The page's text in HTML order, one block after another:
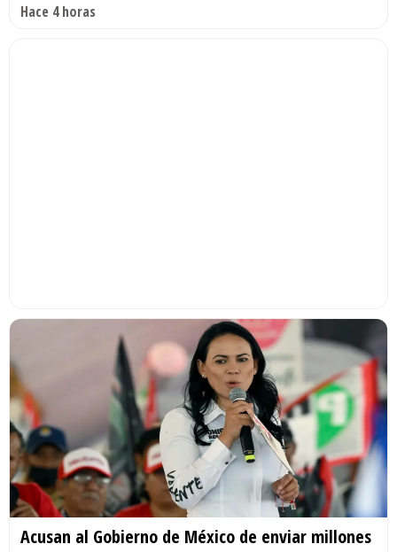
Hace 4 horas
Acusan al Gobierno de México de enviar millones